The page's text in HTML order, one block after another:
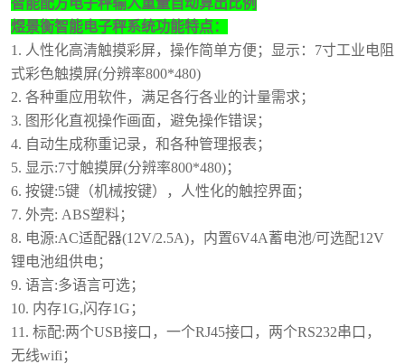
智能配方电子秤输入重量自动算出比例
煜景衡智能电子秤系统功能特点：
1. 人性化高清触摸彩屏，操作简单方便；
显示： 7寸工业电阻
式彩色触摸屏(分辨率800*480)
2. 各种重应用软件，满足各行各业的计量需求；
3. 图形化直视操作画面，避免操作错误；
4. 自动生成称重记录，和各种管理报表；
5. 显示:7寸触摸屏(分辨率800*480)；
6. 按键:5键（机械按键），人性化的触控界面；
7. 外壳: ABS塑料；
8. 电源:AC适配器(12V/2.5A)，内置6V4A蓄电池/可选配12V
锂电池组供电；
9. 语言:多语言可选；
10. 内存1G,闪存1G；
11. 标配:两个USB接口，一个RJ45接口，两个RS232串口，
无线wifi；